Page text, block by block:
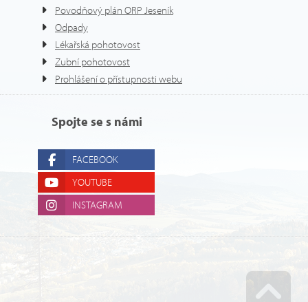
Povodňový plán ORP Jeseník
Odpady
Lékařská pohotovost
Zubní pohotovost
Prohlášení o přístupnosti webu
Spojte se s námi
FACEBOOK
YOUTUBE
INSTAGRAM